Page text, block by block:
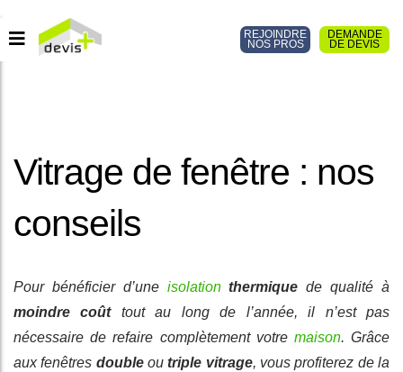
DEMANDE
DE DEVIS
REJOINDRE
NOS PROS
Vitrage de fenêtre : nos
conseils
Pour bénéficier d’une isolationthermique de qualité à
moindre coûttout au long de l’année, il n’est pas
nécessaire de refaire complètement votre maison. Grâce
aux fenêtres doubleoutriple vitrage, vous profiterez de la